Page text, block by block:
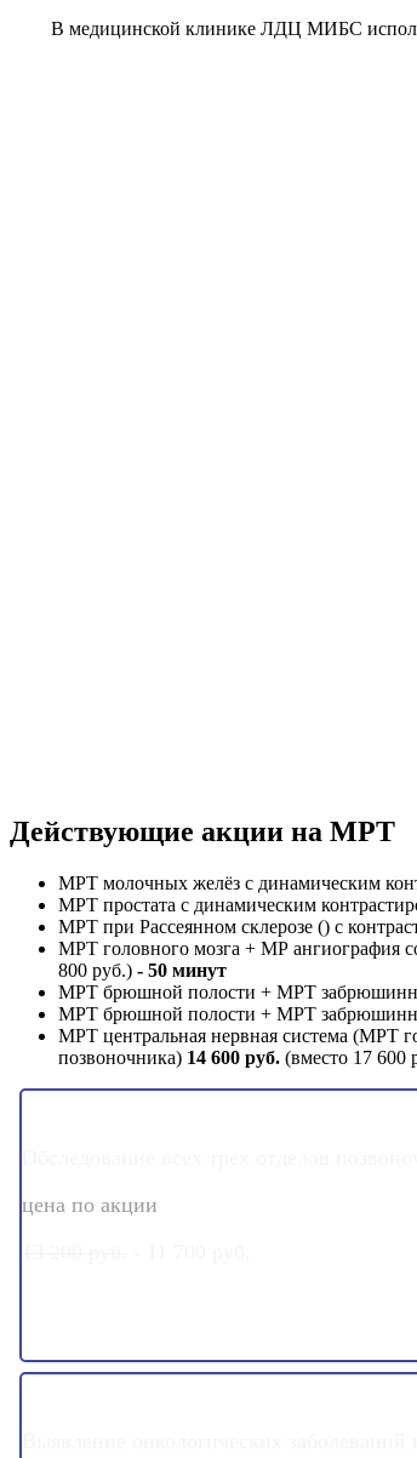
В медицинской клинике ЛДЦ МИБС
Действующие акции на МРТ
МРТ молочных желёз с динамическим
МРТ простата с динамическим
МРТ при Рассеянном склерозе () с
МРТ головного мозга + МР ангиография
800 руб.) - 50 минут
МРТ брюшной полости + МРТ
МРТ брюшной полости + МРТ
МРТ центральная нервная система (МРТ
позвоночника) 14 600 руб. (вместо 17 600
цена по акции